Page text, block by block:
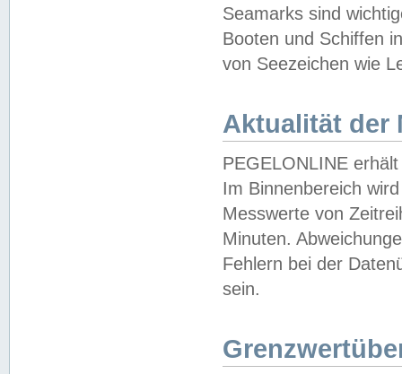
Seamarks sind
Booten und Schiffen
von Seezeichen wie
Aktualität der
PEGELONLINE
Im Binnenbereich
Messwerte von
Minuten.
Fehlern bei der
sein.